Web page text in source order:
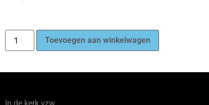
Toevoegen aan winkelwagen